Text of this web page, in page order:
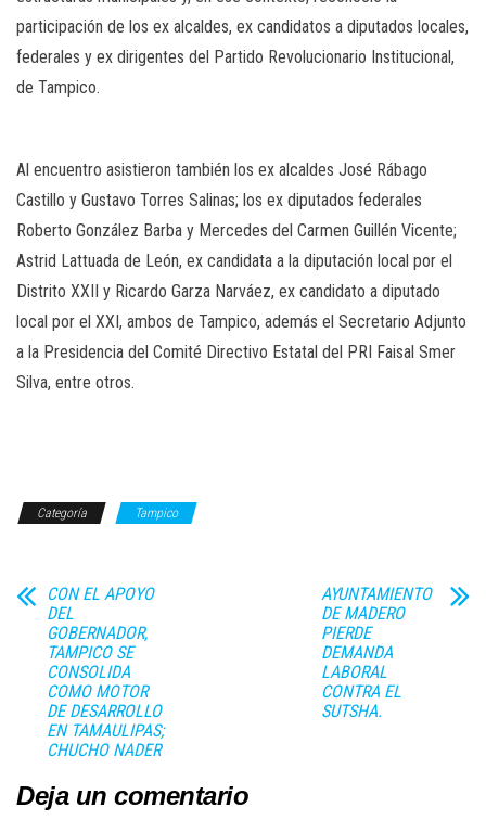
participación de los ex alcaldes, ex candidatos a diputados locales,
federales y ex dirigentes del Partido Revolucionario Institucional,
de Tampico.
Al encuentro asistieron también los ex alcaldes José Rábago
Castillo y Gustavo Torres Salinas; los ex diputados federales
Roberto González Barba y Mercedes del Carmen Guillén Vicente;
Astrid Lattuada de León, ex candidata a la diputación local por el
Distrito XXII y Ricardo Garza Narváez, ex candidato a diputado
local por el XXI, ambos de Tampico, además el Secretario Adjunto
a la Presidencia del Comité Directivo Estatal del PRI Faisal Smer
Silva, entre otros.
Categoría Tampico
CON EL APOYO
DEL
GOBERNADOR,
TAMPICO SE
CONSOLIDA
COMO MOTOR
DE DESARROLLO
EN TAMAULIPAS;
CHUCHO NADER
AYUNTAMIENTO
DE MADERO
PIERDE
DEMANDA
LABORAL
CONTRA EL
SUTSHA.
Deja un comentario